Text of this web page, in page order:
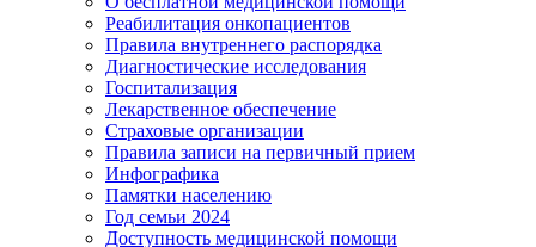
Реабилитация онкопациентов
Правила внутреннего распорядка
Диагностические исследования
Госпитализация
Лекарственное обеспечение
Страховые организации
Правила записи на первичный прием
Инфографика
Памятки населению
Год семьи 2024
Доступность медицинской помощи